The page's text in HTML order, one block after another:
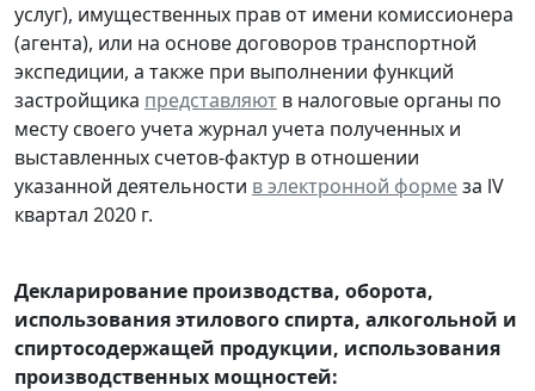
услуг), имущественных прав от имени комиссионера
(агента), или на основе договоров транспортной
экспедиции, а также при выполнении функций
застройщика представляют в налоговые органы по
месту своего учета журнал учета полученных и
выставленных счетов-фактур в отношении
указанной деятельности в электронной формеза lV
квартал 2020 г.
Декларирование производства, оборота,
использования этилового спирта, алкогольной и
спиртосодержащей продукции, использования
производственных мощностей: